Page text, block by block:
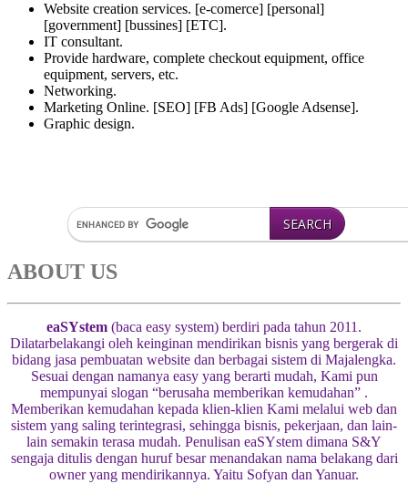
Website creation services. [e-comerce] [personal]
[government] [bussines] [ETC].
IT consultant.
Provide hardware, complete checkout equipment, office
equipment, servers, etc.
Networking.
Marketing Online. [SEO] [FB Ads] [Google Adsense].
Graphic design.
ABOUT US
eaSYstem (baca easy system) berdiri pada tahun 2011.
Dilatarbelakangi oleh keinginan mendirikan bisnis yang bergerak di
bidang jasa pembuatan website dan berbagai sistem di Majalengka.
Sesuai dengan namanya easy yang berarti mudah, Kami pun
mempunyai slogan “berusaha memberikan kemudahan” .
Memberikan kemudahan kepada klien-klien Kami melalui web dan
sistem yang saling terintegrasi, sehingga bisnis, pekerjaan, dan lain-
lain semakin terasa mudah. Penulisan eaSYstem dimana S&Y
sengaja ditulis dengan huruf besar menandakan nama belakang dari
owner yang mendirikannya. Yaitu Sofyan dan Yanuar.